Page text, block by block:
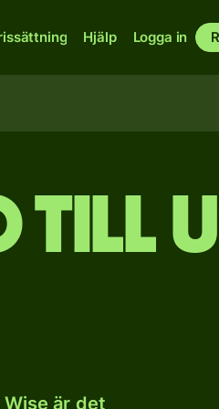
Hjälp Logga in
till
är det